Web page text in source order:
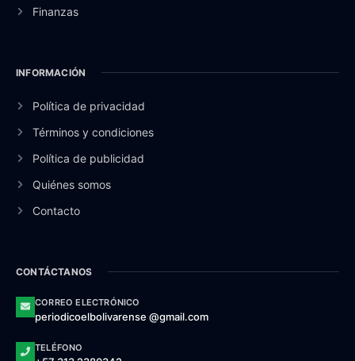
Finanzas
INFORMACIÓN
Política de privacidad
Términos y condiciones
Política de publicidad
Quiénes somos
Contacto
CONTÁCTANOS
CORREO ELECTRÓNICO
periodicoelbolivarense @gmail.com
TELÉFONO